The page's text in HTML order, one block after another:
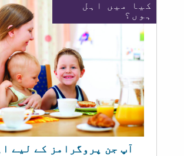
کیا میں اہل
ہوں؟
آپ جن پروگرامز کے لیے